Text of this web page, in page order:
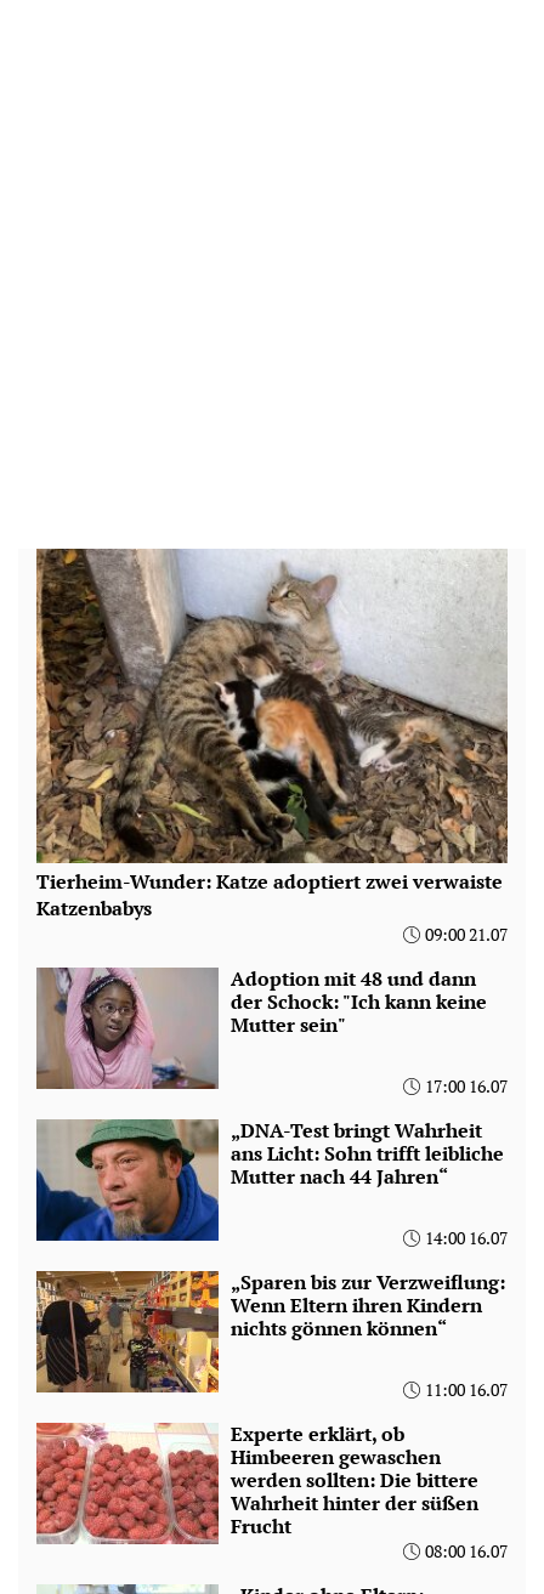
Tierheim-Wunder: Katze adoptiert zwei verwaiste
Katzenbabys
09:00 21.07
Adoption mit 48 und dann
der Schock: "Ich kann keine
Mutter sein"
17:00 16.07
„DNA-Test bringt Wahrheit
ans Licht: Sohn trifft leibliche
Mutter nach 44 Jahren“
14:00 16.07
„Sparen bis zur Verzweiflung:
Wenn Eltern ihren Kindern
nichts gönnen können“
11:00 16.07
Experte erklärt, ob
Himbeeren gewaschen
werden sollten: Die bittere
Wahrheit hinter der süßen
Frucht
08:00 16.07